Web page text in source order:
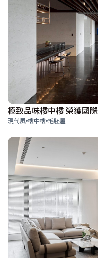
極致品味樓中樓 榮獲國
現代風 樓中樓 毛胚屋